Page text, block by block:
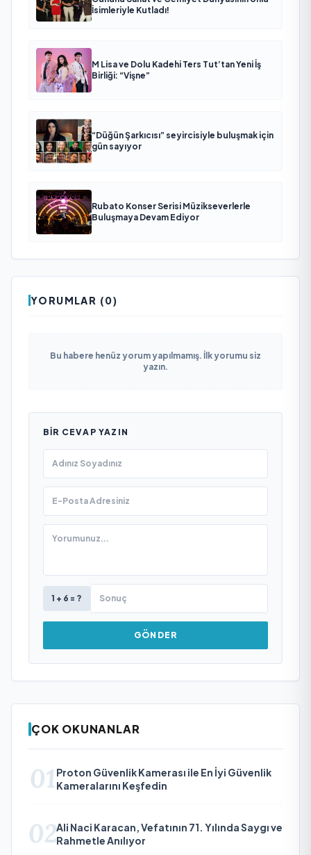
İsimleriyle Kutladı!
M Lisa ve Dolu Kadehi Ters Tut’tan Yeni İş
Birliği: “Vişne”
“Düğün Şarkıcısı” seyircisiyle buluşmak için
gün sayıyor
Rubato Konser Serisi Müzikseverlerle
Buluşmaya Devam Ediyor
YORUMLAR (0)
Bu habere henüz yorum yapılmamış. İlk yorumu siz
yazın.
BIR CEVAP YAZIN
1 + 6 = ?
GÖNDER
ÇOK OKUNANLAR
01 Proton Güvenlik Kamerası ile En İyi Güvenlik
Kameralarını Keşfedin
02Ali Naci Karacan, Vefatının 71. Yılında Saygı ve
Rahmetle Anılıyor